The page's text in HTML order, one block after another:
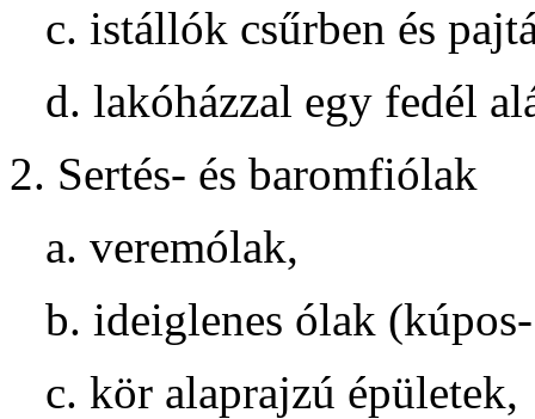
c. istállók csűrben és
d. lakóházzal egy fedél
2. Sertés- és baromfiólak
a. veremólak,
b. ideiglenes ólak
c. kör alaprajzú épületek,